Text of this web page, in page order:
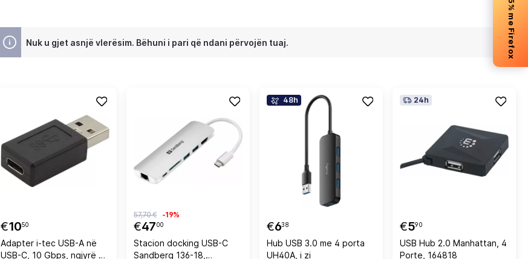
-5% me Firefox
Nuk u gjet asnjë vlerësim. Bëhuni i pari që ndani përvojën tuaj.
€1050
Adapter i-tec USB-A në
USB-C, 10 Gbps, ngjyrë e
€4700
57,70 € -19%
Stacion docking USB-C
Sandberg 136-18,
48h
€638
Hub USB 3.0 me 4 porta
UH40A, i zi
24h
€590
USB Hub 2.0 Manhattan, 4
Porte, 164818